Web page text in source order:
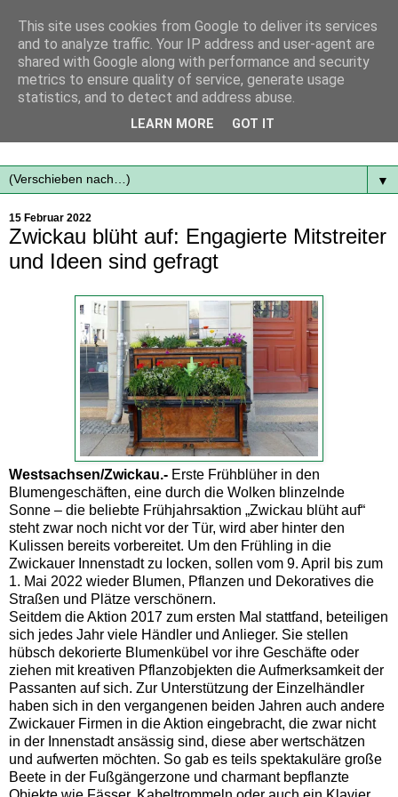
Mit frischen Themen aus der Region immer auf dem
▼
15 Februar 2022
Zwickau blüht auf: Engagierte Mitstreiter
und Ideen sind gefragt
Westsachsen/Zwickau.- Erste Frühblüher in den
Blumengeschäften, eine durch die Wolken blinzelnde
Sonne – die beliebte Frühjahrsaktion „Zwickau blüht auf“
steht zwar noch nicht vor der Tür, wird aber hinter den
Kulissen bereits vorbereitet. Um den Frühling in die
Zwickauer Innenstadt zu locken, sollen vom 9. April bis zum
1. Mai 2022 wieder Blumen, Pflanzen und Dekoratives die
Straßen und Plätze verschönern.
Seitdem die Aktion 2017 zum ersten Mal stattfand, beteiligen
sich jedes Jahr viele Händler und Anlieger. Sie stellen
hübsch dekorierte Blumenkübel vor ihre Geschäfte oder
ziehen mit kreativen Pflanzobjekten die Aufmerksamkeit der
Passanten auf sich. Zur Unterstützung der Einzelhändler
haben sich in den vergangenen beiden Jahren auch andere
Zwickauer Firmen in die Aktion eingebracht, die zwar nicht
in der Innenstadt ansässig sind, diese aber wertschätzen
und aufwerten möchten. So gab es teils spektakuläre große
Beete in der Fußgängerzone und charmant bepflanzte
This site uses cookies from Google to deliver its services
and to analyze traffic. Your IP address and user-agent are
shared with Google along with performance and security
metrics to ensure quality of service, generate usage
statistics, and to detect and address abuse.
LEARN MORE GOT IT